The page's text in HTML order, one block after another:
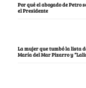
Por qué el abogado de Petro
el Presidente
La mujer que tumbó la lista
María del Mar Pizarro y